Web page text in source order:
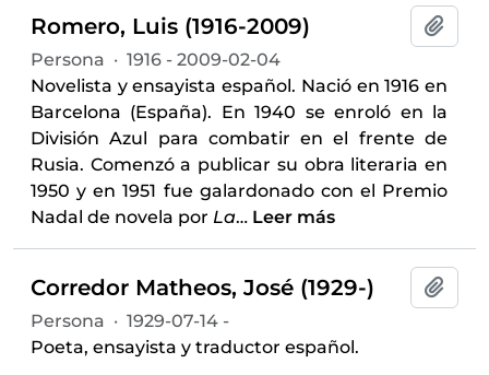
Romero, Luis (1916-2009)
Persona · 1916 - 2009-02-04
Novelista y ensayista español. Nació en 1916 en
Barcelona (España). En 1940 se enroló en la
División Azul para combatir en el frente de
Rusia. Comenzó a publicar su obra literaria en
1950 y en 1951 fue galardonado con el Premio
Nadal de novela por La… Leer más
Corredor Matheos, José (1929-)
Persona · 1929-07-14 -
Poeta, ensayista y traductor español.